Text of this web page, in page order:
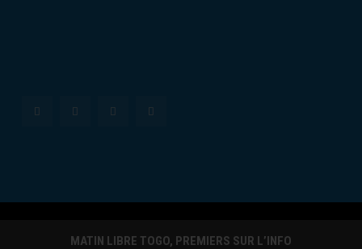
MATIN LIBRE TOGO, PREMIERS SUR L’INFO